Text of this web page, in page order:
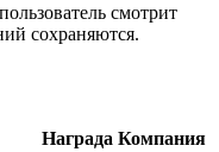
смотрит
сохраняются.
Награда Компания